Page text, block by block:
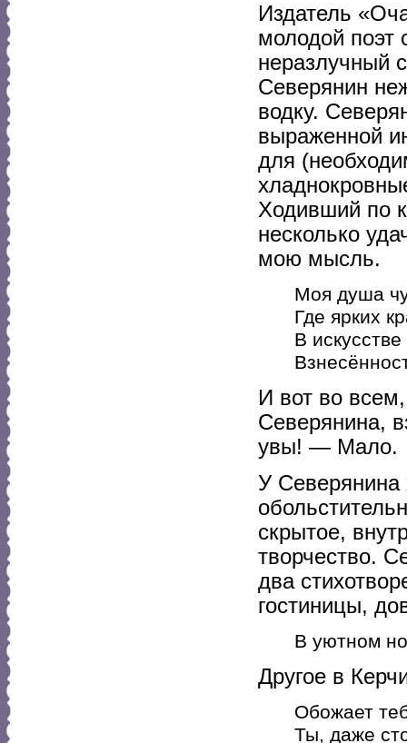
Издатель
молодой поэт
неразлучный
Северянин
водку.
выраженной
для
Ходивший по
несколько
мою мысль.
Моя душа
Где ярких
В
И вот во
Северянина,
увы! — Мало.
У Северянина
скрытое,
творчество.
два
гостиницы,
В уютном
Другое в
Обожает
Ты, даже